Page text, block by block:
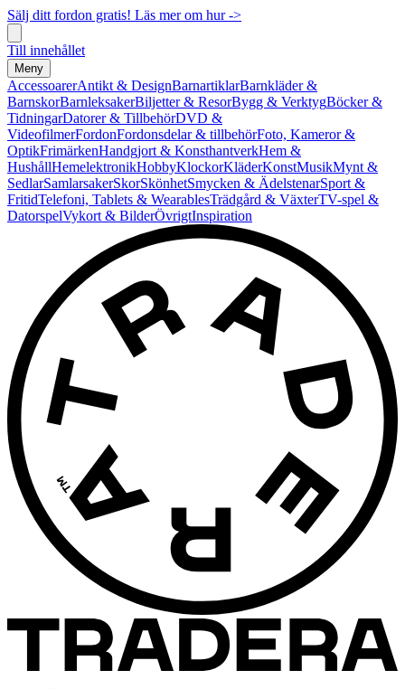
Sälj ditt fordon gratis! Läs mer om hur ->
Till innehållet
Meny
AccessoarerAntikt & DesignBarnartiklarBarnkläder &
BarnskorBarnleksakerBiljetter & ResorBygg & VerktygBöcker &
TidningarDatorer & TillbehörDVD &
VideofilmerFordonFordonsdelar & tillbehörFoto, Kameror &
OptikFrimärkenHandgjort & KonsthantverkHem &
HushållHemelektronikHobbyKlockorKläderKonstMusikMynt &
SedlarSamlarsakerSkorSkönhetSmycken & ÄdelstenarSport &
FritidTelefoni, Tablets & WearablesTrädgård & VäxterTV-spel &
DatorspelVykort & BilderÖvrigtInspiration